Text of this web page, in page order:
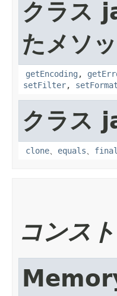
クラス
たメソ
getEncoding ,
setFilter,
クラス
clone、 equals、
コンス